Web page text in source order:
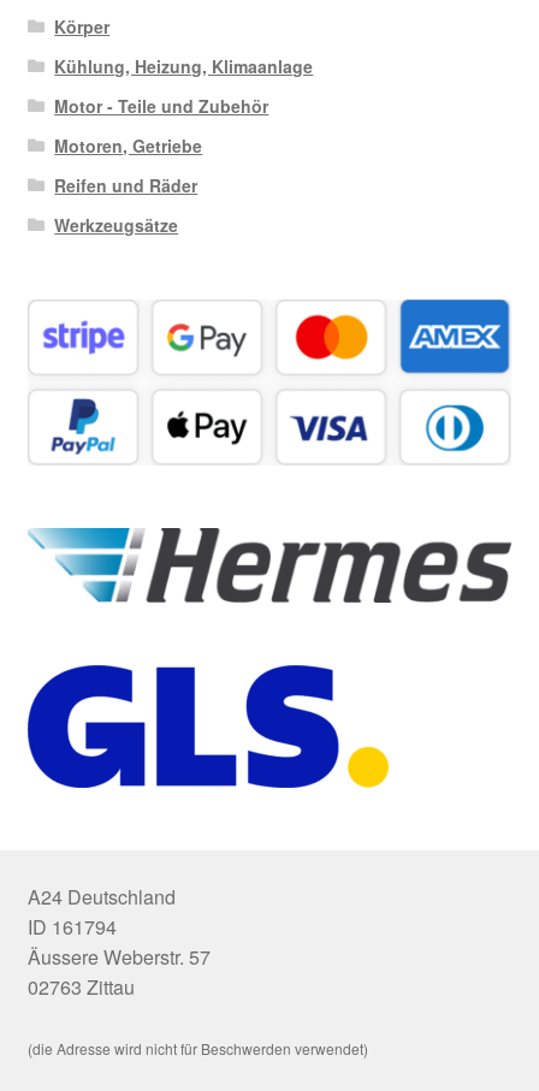
Körper
Kühlung, Heizung, Klimaanlage
Motor - Teile und Zubehör
Motoren, Getriebe
Reifen und Räder
Werkzeugsätze
A24 Deutschland
ID 161794
Äussere Weberstr. 57
02763 Zittau
(die Adresse wird nicht für Beschwerden verwendet)